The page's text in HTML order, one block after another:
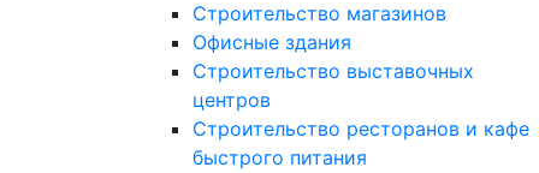
Строительство магазинов
Офисные здания
Строительство выставочных
центров
Строительство ресторанов и кафе
быстрого питания